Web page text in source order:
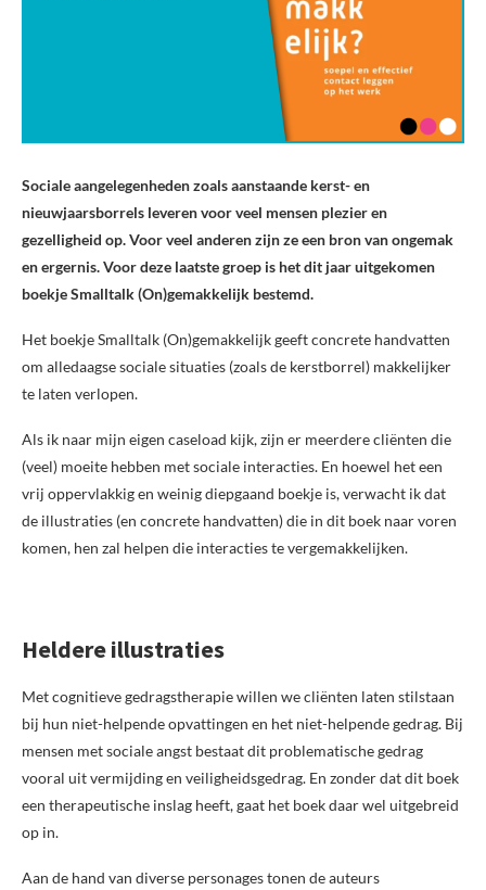
Sociale aangelegenheden zoals aanstaande kerst- en
nieuwjaarsborrels leveren voor veel mensen plezier en
gezelligheid op. Voor veel anderen zijn ze een bron van ongemak
en ergernis. Voor deze laatste groep is het dit jaar uitgekomen
boekje Smalltalk (On)gemakkelijk bestemd.
Het boekje Smalltalk (On)gemakkelijk geeft concrete handvatten
om alledaagse sociale situaties (zoals de kerstborrel) makkelijker
te laten verlopen.
Als ik naar mijn eigen caseload kijk, zijn er meerdere cliënten die
(veel) moeite hebben met sociale interacties. En hoewel het een
vrij oppervlakkig en weinig diepgaand boekje is, verwacht ik dat
de illustraties (en concrete handvatten) die in dit boek naar voren
komen, hen zal helpen die interacties te vergemakkelijken.
Heldere illustraties
Met cognitieve gedragstherapie willen we cliënten laten stilstaan
bij hun niet-helpende opvattingen en het niet-helpende gedrag. Bij
mensen met sociale angst bestaat dit problematische gedrag
vooral uit vermijding en veiligheidsgedrag. En zonder dat dit boek
een therapeutische inslag heeft, gaat het boek daar wel uitgebreid
op in.
Aan de hand van diverse personages tonen de auteurs